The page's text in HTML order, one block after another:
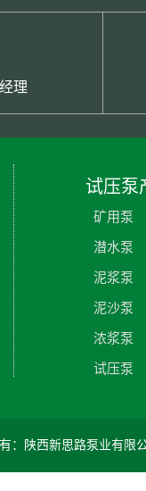
理
试压泵
矿用泵
潜水泵
泥浆泵
泥沙泵
浓浆泵
试压泵
有：陕西新思路泵业